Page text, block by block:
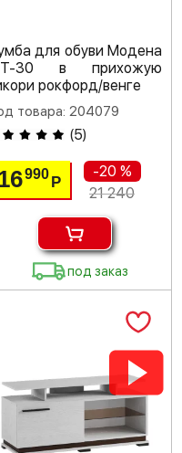
для обуви Модена
30 в прихожую
рокфорд/венге
товара: 204079
(5)
990 Р
-20 %
21 240
под заказ